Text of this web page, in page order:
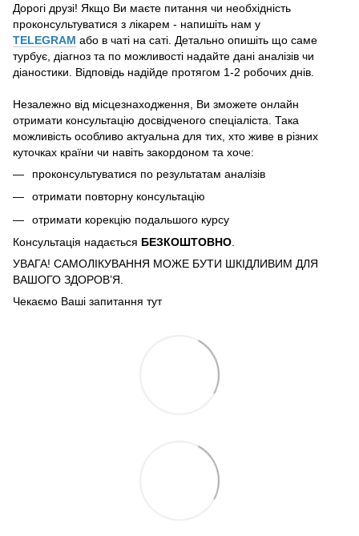
Дорогі друзі! Якщо Ви маєте питання чи необхідність
проконсультуватися з лікарем - напишіть нам у
TELEGRAM або в чаті на саті. Детально опишіть що саме
турбує, діагноз та по можливості надайте дані аналізів чи
діаностики. Відповідь надійде протягом 1-2 робочих днів.
Незалежно від місцезнаходження, Ви зможете онлайн
отримати консультацію досвідченого спеціаліста. Така
можливість особливо актуальна для тих, хто живе в різних
куточках країни чи навіть закордоном та хоче:
проконсультуватися по результатам аналізів
отримати повторну консультацію
отримати корекцію подальшого курсу
Консультація надається БЕЗКОШТОВНО.
УВАГА! САМОЛІКУВАННЯ МОЖЕ БУТИ ШКІДЛИВИМ ДЛЯ
ВАШОГО ЗДОРОВ’Я.
Чекаємо Ваші запитання тут